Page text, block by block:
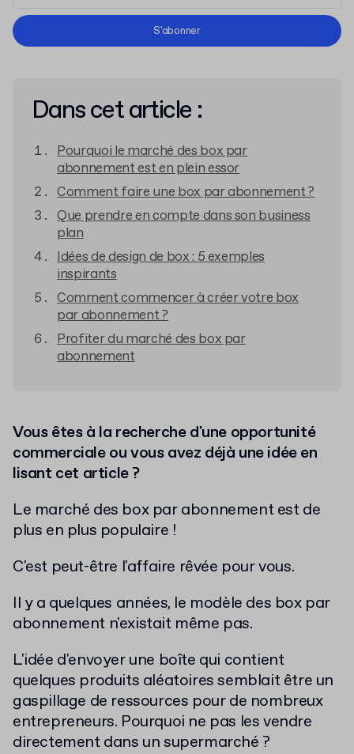
Conditions d'Utilisation
S'abonner
Dans cet article :
Pourquoi le marché des box par
abonnement est en plein essor
Comment faire une box par abonnement ?
Que prendre en compte dans son business
plan
Idées de design de box : 5 exemples
inspirants
Comment commencer à créer votre box
par abonnement ?
Profiter du marché des box par
abonnement
Vous êtes à la recherche d'une opportunité
commerciale ou vous avez déjà une idée en
lisant cet article ?
Le marché des box par abonnement est de
plus en plus populaire !
C'est peut-être l'affaire rêvée pour vous.
Il y a quelques années, le modèle des box par
abonnement n'existait même pas.
L'idée d'envoyer une boîte qui contient
quelques produits aléatoires semblait être un
gaspillage de ressources pour de nombreux
entrepreneurs. Pourquoi ne pas les vendre
directement dans un supermarché ?